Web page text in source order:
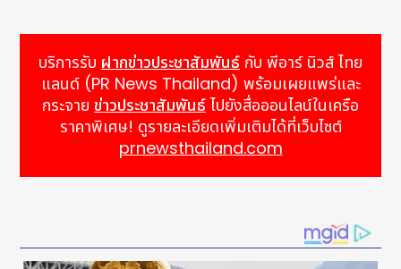
บริการรับ ฝากข่าวประชาสัมพันธ์ กับ พีอาร์ นิวส์ ไทย
แลนด์ (PR News Thailand) พร้อมเผยแพร่และ
กระจาย ข่าวประชาสัมพันธ์ ไปยังสื่อออนไลน์ในเครือ
ราคาพิเศษ! ดูรายละเอียดเพิ่มเติมได้ที่เว็บไซต์
prnewsthailand.com